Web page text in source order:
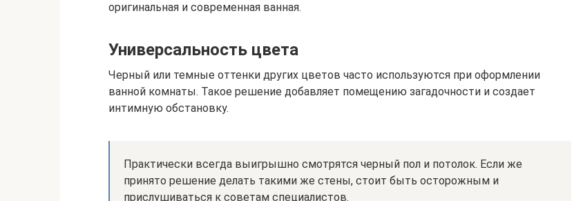
оригинальная и современная ванная.
Универсальность цвета
Черный или темные оттенки других цветов часто используются при оформлении
ванной комнаты. Такое решение добавляет помещению загадочности и создает
интимную обстановку.
Практически всегда выигрышно смотрятся черный пол и потолок. Если же
принято решение делать такими же стены, стоит быть осторожным и
прислушиваться к советам специалистов.